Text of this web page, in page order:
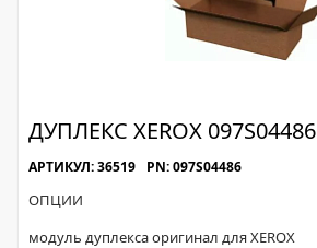
ДУПЛЕКС XEROX 097S04486
АРТИКУЛ: 36519 PN: 097S04486
ОПЦИИ
модуль дуплекса оригинал для XEROX